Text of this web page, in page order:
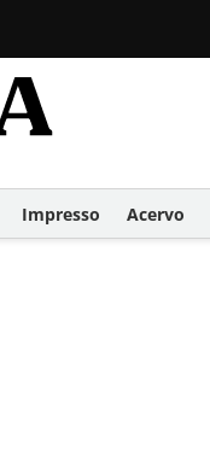
Impresso Acervo